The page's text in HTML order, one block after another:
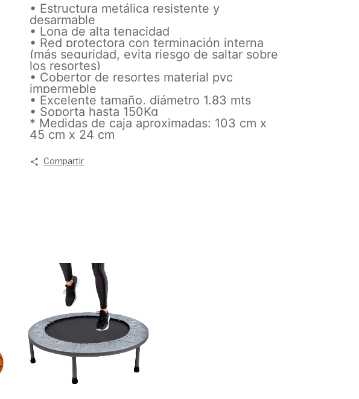
• Estructura metálica resistente y
desarmable
• Lona de alta tenacidad
• Red protectora con terminación interna
(más seguridad, evita riesgo de saltar sobre
los resortes)
• Cobertor de resortes material pvc
impermeble
• Excelente tamaño, diámetro 1.83 mts
• Soporta hasta 150Kg
* Medidas de caja aproximadas: 103 cm x
45 cm x 24 cm
Compartir